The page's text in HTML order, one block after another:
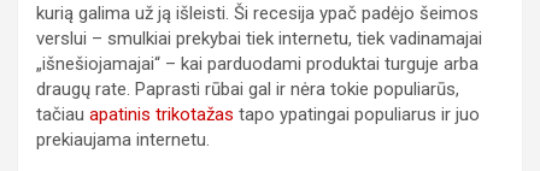
kurią galima už ją išleisti. Ši recesija ypač padėjo šeimos
verslui – smulkiai prekybai tiek internetu, tiek vadinamajai
„išnešiojamajai“ – kai parduodami produktai turguje arba
draugų rate. Paprasti rūbai gal ir nėra tokie populiarūs,
tačiau apatinis trikotažas tapo ypatingai populiarus ir juo
prekiaujama internetu.